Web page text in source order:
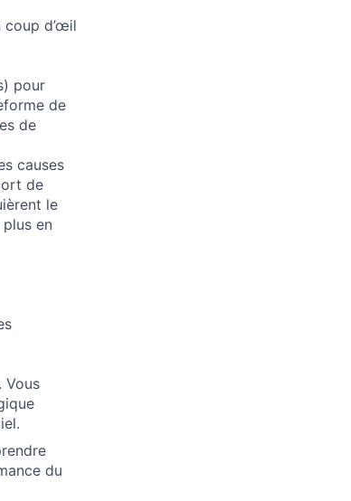
coup d’œil
pour
de
de
causes
de
le
en
Vous
du